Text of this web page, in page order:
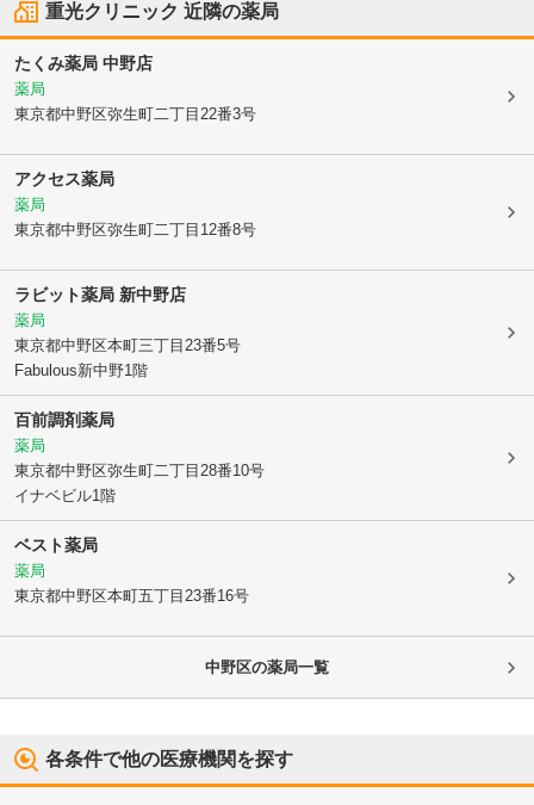
重光クリニック 近隣の薬局
たくみ薬局 中野店
薬局
東京都中野区弥生町二丁目22番3号
アクセス薬局
薬局
東京都中野区弥生町二丁目12番8号
ラビット薬局 新中野店
薬局
東京都中野区本町三丁目23番5号
Fabulous新中野1階
百前調剤薬局
薬局
東京都中野区弥生町二丁目28番10号
イナベビル1階
ベスト薬局
薬局
東京都中野区本町五丁目23番16号
中野区の薬局一覧
各条件で他の医療機関を探す